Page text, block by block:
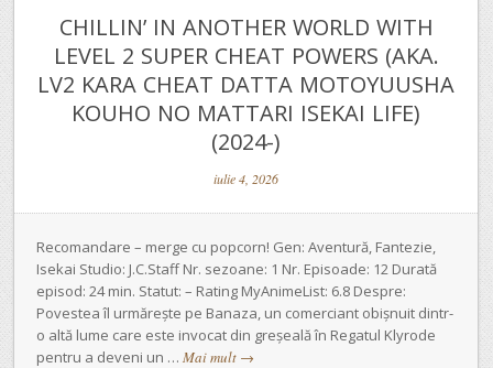
CHILLIN’ IN ANOTHER WORLD WITH
LEVEL 2 SUPER CHEAT POWERS (AKA.
LV2 KARA CHEAT DATTA MOTOYUUSHA
KOUHO NO MATTARI ISEKAI LIFE)
(2024-)
iulie 4, 2026
Recomandare – merge cu popcorn! Gen: Aventură, Fantezie,
Isekai Studio: J.C.Staff Nr. sezoane: 1 Nr. Episoade: 12 Durată
episod: 24 min. Statut: – Rating MyAnimeList: 6.8 Despre:
Povestea îl urmărește pe Banaza, un comerciant obișnuit dintr-
o altă lume care este invocat din greșeală în Regatul Klyrode
pentru a deveni un … Mai mult →